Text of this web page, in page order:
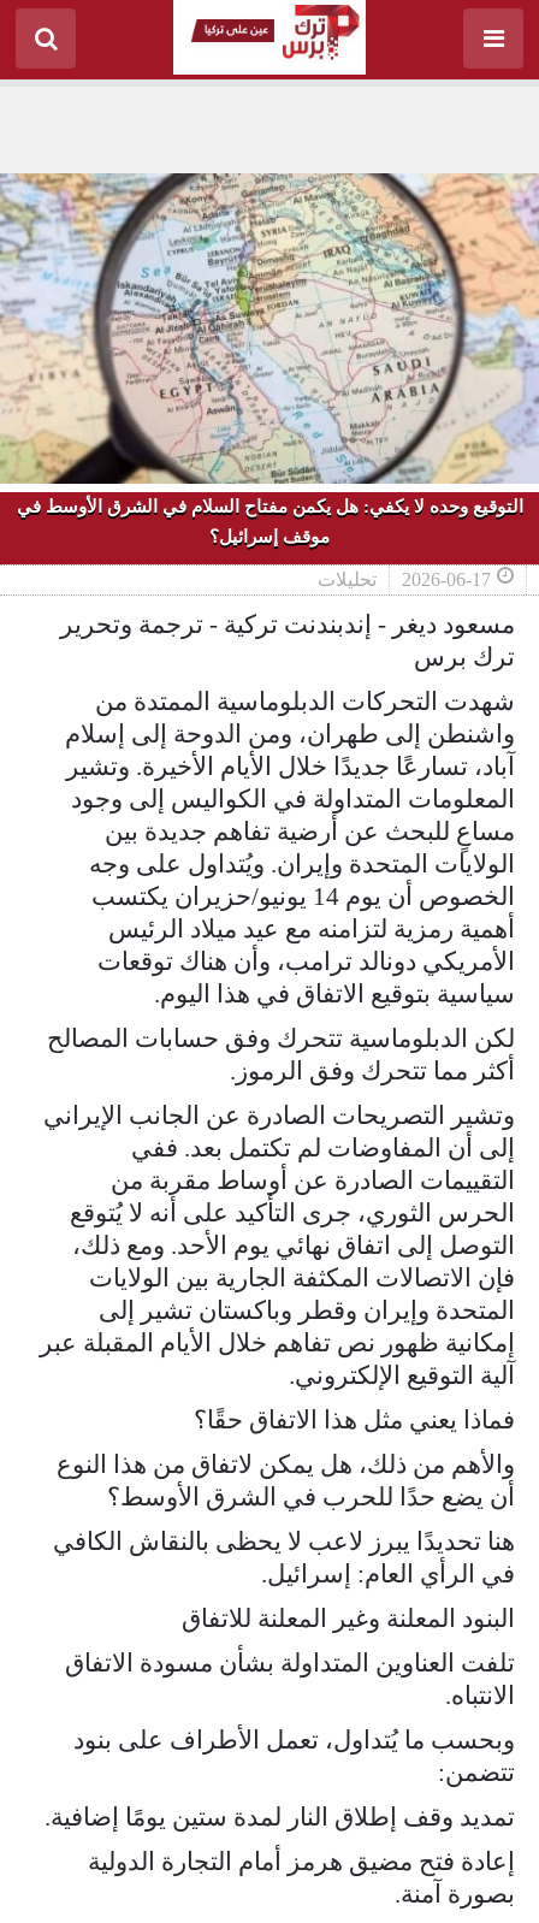
التوقيع وحده لا يكفي: هل يكمن مفتاح السلام في الشرق الأوسط في
موقف إسرائيل؟
2026-06-17 تحليلات
مسعود ديغر - إندبندنت تركية - ترجمة وتحرير
ترك برس
شهدت التحركات الدبلوماسية الممتدة من
واشنطن إلى طهران، ومن الدوحة إلى إسلام
آباد، تسارعًا جديدًا خلال الأيام الأخيرة. وتشير
المعلومات المتداولة في الكواليس إلى وجود
مساعٍ للبحث عن أرضية تفاهم جديدة بين
الولايات المتحدة وإيران. ويُتداول على وجه
الخصوص أن يوم 14 يونيو/حزيران يكتسب
أهمية رمزية لتزامنه مع عيد ميلاد الرئيس
الأمريكي دونالد ترامب، وأن هناك توقعات
سياسية بتوقيع الاتفاق في هذا اليوم.
لكن الدبلوماسية تتحرك وفق حسابات المصالح
أكثر مما تتحرك وفق الرموز.
وتشير التصريحات الصادرة عن الجانب الإيراني
إلى أن المفاوضات لم تكتمل بعد. ففي
التقييمات الصادرة عن أوساط مقربة من
الحرس الثوري، جرى التأكيد على أنه لا يُتوقع
التوصل إلى اتفاق نهائي يوم الأحد. ومع ذلك،
فإن الاتصالات المكثفة الجارية بين الولايات
المتحدة وإيران وقطر وباكستان تشير إلى
إمكانية ظهور نص تفاهم خلال الأيام المقبلة عبر
آلية التوقيع الإلكتروني.
فماذا يعني مثل هذا الاتفاق حقًا؟
والأهم من ذلك، هل يمكن لاتفاق من هذا النوع
أن يضع حدًا للحرب في الشرق الأوسط؟
هنا تحديدًا يبرز لاعب لا يحظى بالنقاش الكافي
في الرأي العام: إسرائيل.
البنود المعلنة وغير المعلنة للاتفاق
تلفت العناوين المتداولة بشأن مسودة الاتفاق
الانتباه.
وبحسب ما يُتداول، تعمل الأطراف على بنود
تتضمن:
تمديد وقف إطلاق النار لمدة ستين يومًا إضافية.
إعادة فتح مضيق هرمز أمام التجارة الدولية
بصورة آمنة.